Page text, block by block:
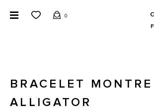
0
BRACELET MONTRE
ALLIGATOR